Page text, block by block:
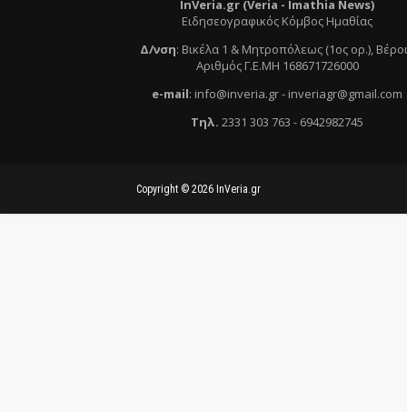
InVeria.gr (Veria - Ιmathia News)
Ειδησεογραφικός Κόμβος Ημαθίας
Δ/νση: Βικέλα 1 & Μητροπόλεως (1ος ορ.),
Αριθμός Γ.Ε.ΜΗ 168671726000
e-mail: info@inveria.gr- inveriagr@gmail.com
Τηλ. 2331 303 763 - 6942982745
Copyright © 2026 InVeria.gr